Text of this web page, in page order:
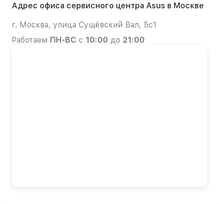
Адрес офиса сервисного центра Asus в Москве
г. Москва, улица Сущёвский Вал, 5с1
Работаем ПН-ВС с 10:00 до 21:00